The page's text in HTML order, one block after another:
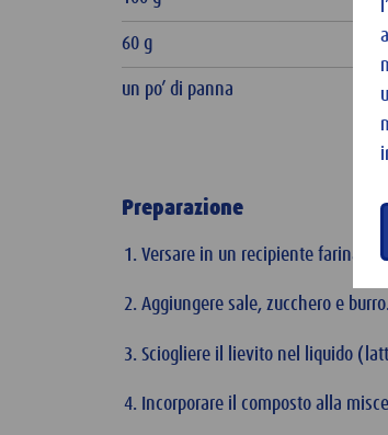
60 g
un po’ di panna
Preparazione
Versare in un recipiente farina
Aggiungere sale, zucchero e burro.
Sciogliere il lievito nel liquido
Incorporare il composto alla